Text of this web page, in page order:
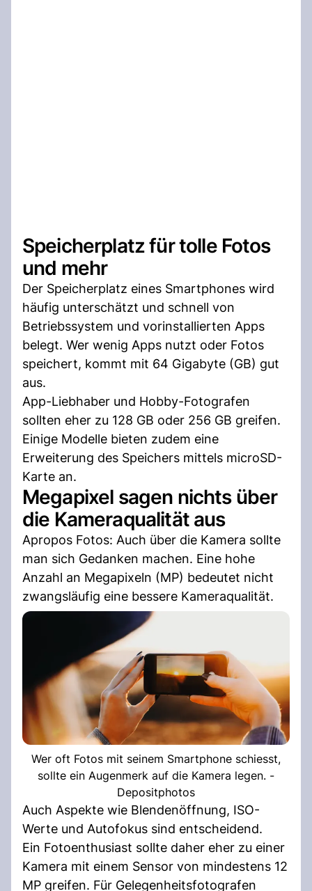
Speicherplatz für tolle Fotos
und mehr
Der Speicherplatz eines Smartphones wird
häufig unterschätzt und schnell von
Betriebssystem und vorinstallierten Apps
belegt. Wer wenig Apps nutzt oder Fotos
speichert, kommt mit 64 Gigabyte (GB) gut
aus.
App-Liebhaber und Hobby-Fotografen
sollten eher zu 128 GB oder 256 GB greifen.
Einige Modelle bieten zudem eine
Erweiterung des Speichers mittels microSD-
Karte an.
Megapixel sagen nichts über
die Kameraqualität aus
Apropos Fotos: Auch über die Kamera sollte
man sich Gedanken machen. Eine hohe
Anzahl an Megapixeln (MP) bedeutet nicht
zwangsläufig eine bessere Kameraqualität.
Wer oft Fotos mit seinem Smartphone schiesst,
sollte ein Augenmerk auf die Kamera legen. -
Depositphotos
Auch Aspekte wie Blendenöffnung, ISO-
Werte und Autofokus sind entscheidend.
Ein Fotoenthusiast sollte daher eher zu einer
Kamera mit einem Sensor von mindestens 12
MP greifen. Für Gelegenheitsfotografen